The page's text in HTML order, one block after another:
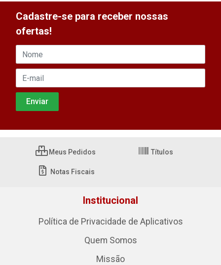
Cadastre-se para receber nossas
ofertas!
Meus Pedidos Títulos
Notas Fiscais
Institucional
Política de Privacidade de Aplicativos
Quem Somos
Missão